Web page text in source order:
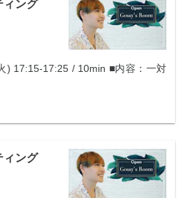
ィング
) 17:15-17:25 / 10min ■内容：一対
ィング